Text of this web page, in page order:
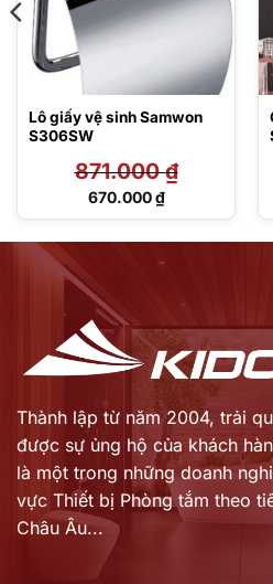
Lô giấy vệ sinh Samwon
S306SW
871.000₫
Giá
670.000₫
Giá
Thành lập từ năm 2004, trải
được sự ủng hộ của khách
là một trong những doanh
vực Thiết bị Phòng tắm theo
Châu Âu...